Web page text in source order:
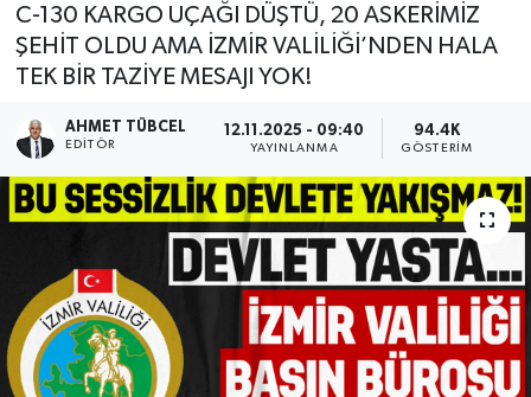
C-130 KARGO UÇAĞI DÜŞTÜ, 20 ASKERİMİZ
ŞEHİT OLDU AMA İZMİR VALİLİĞİ’NDEN HALA
TEK BİR TAZİYE MESAJI YOK!
AHMET TÜBCEL
EDITÖR
12.11.2025 - 09:40
YAYINLANMA
94.4K
GÖSTERIM
SAĞLIK
Son Dakika Haberleri